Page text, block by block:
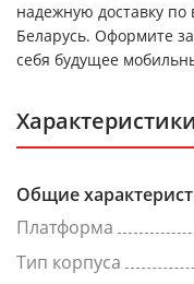
надежную доставку по
Беларусь. Оформите
себя будущее
Характеристики
Общие
Платформа
Тип корпуса